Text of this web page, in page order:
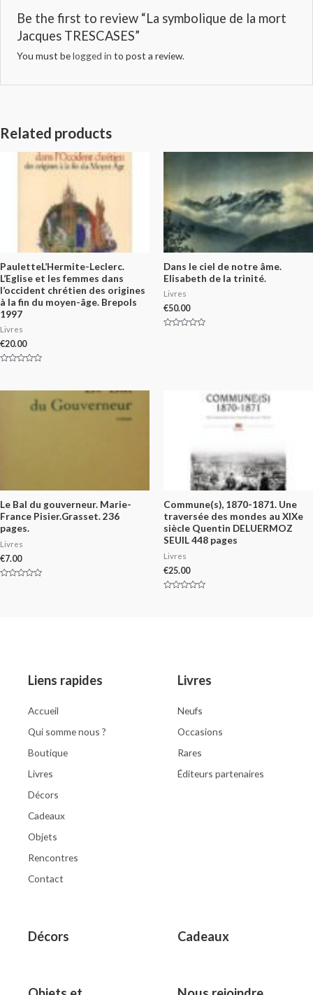
Be the first to review “La symbolique de la mort
Jacques TRESCASES”
You must belogged in to post a review.
Related products
PauletteL’Hermite-Leclerc.
L’Eglise et les femmes dans
l’occident chrétien des origines
à la fin du moyen-âge. Brepols
1997
Livres
€20.00
of
Dans le ciel de notre âme.
Elisabeth de la trinité.
Livres
€50.00
Le Bal du gouverneur. Marie-
France Pisier.Grasset. 236
pages.
Livres
€7.00
Commune(s), 1870-1871. Une
traversée des mondes au XIXe
siècle Quentin DELUERMOZ
SEUIL 448 pages
Livres
€25.00
Liens rapides
Accueil
Qui somme nous ?
Boutique
Livres
Décors
Cadeaux
Objets
Rencontres
Contact
Livres
Neufs
Occasions
Rares
Éditeurs partenaires
Décors Cadeaux